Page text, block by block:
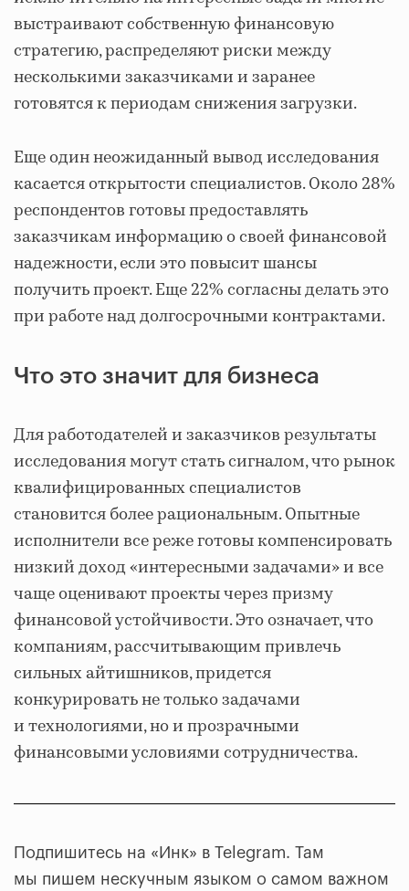
выстраивают собственную финансовую
стратегию, распределяют риски между
несколькими заказчиками и заранее
готовятся к периодам снижения загрузки.
Еще один неожиданный вывод исследования
касается открытости специалистов. Около 28%
респондентов готовы предоставлять
заказчикам информацию о своей финансовой
надежности, если это повысит шансы
получить проект. Еще 22% согласны делать это
при работе над долгосрочными контрактами.
Что это значит для бизнеса
Для работодателей и заказчиков результаты
исследования могут стать сигналом, что рынок
квалифицированных специалистов
становится более рациональным. Опытные
исполнители все реже готовы компенсировать
низкий доход «интересными задачами» и все
чаще оценивают проекты через призму
финансовой устойчивости. Это означает, что
компаниям, рассчитывающим привлечь
сильных айтишников, придется
конкурировать не только задачами
и технологиями, но и прозрачными
финансовыми условиями сотрудничества.
Подпишитесь на «Инк» в Telegram. Там
мы пишем нескучным языком о самом важном